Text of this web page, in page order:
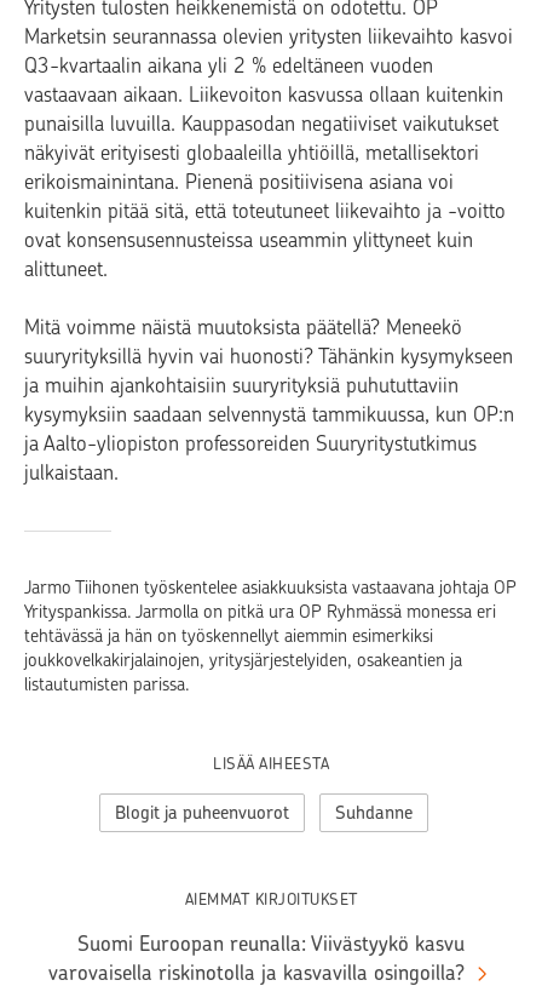
Yritysten tulosten heikkenemistä on odotettu. OP
Marketsin seurannassa olevien yritysten liikevaihto kasvoi
Q3-kvartaalin aikana yli 2 % edeltäneen vuoden
vastaavaan aikaan. Liikevoiton kasvussa ollaan kuitenkin
punaisilla luvuilla. Kauppasodan negatiiviset vaikutukset
näkyivät erityisesti globaaleilla yhtiöillä, metallisektori
erikoismainintana. Pienenä positiivisena asiana voi
kuitenkin pitää sitä, että toteutuneet liikevaihto ja -voitto
ovat konsensusennusteissa useammin ylittyneet kuin
alittuneet.
Mitä voimme näistä muutoksista päätellä? Meneekö
suuryrityksillä hyvin vai huonosti? Tähänkin kysymykseen
ja muihin ajankohtaisiin suuryrityksiä puhututtaviin
kysymyksiin saadaan selvennystä tammikuussa, kun OP:n
ja Aalto-yliopiston professoreiden Suuryritystutkimus
julkaistaan.
Jarmo Tiihonen työskentelee asiakkuuksista vastaavana johtaja OP
Yrityspankissa. Jarmolla on pitkä ura OP Ryhmässä monessa eri
tehtävässä ja hän on työskennellyt aiemmin esimerkiksi
joukkovelkakirjalainojen, yritysjärjestelyiden, osakeantien ja
listautumisten parissa.
LISÄÄ AIHEESTA
Blogit ja puheenvuorot Suhdanne
AIEMMAT KIRJOITUKSET
Suomi Euroopan reunalla: Viivästyykö kasvu
varovaisella riskinotolla ja kasvavilla osingoilla?